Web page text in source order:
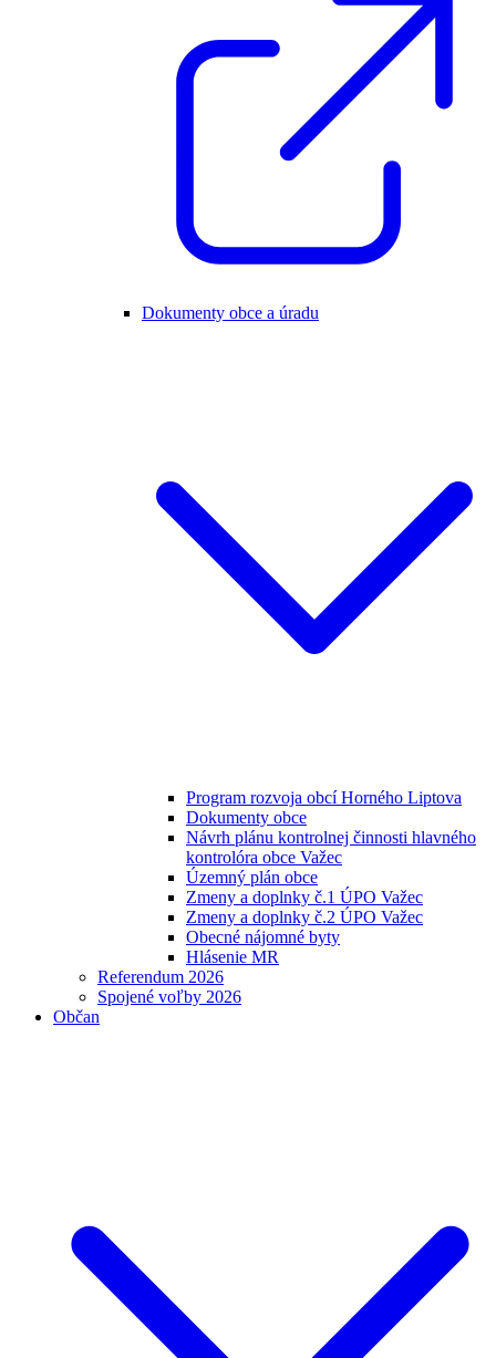
Dokumenty obce a úradu
Program rozvoja obcí Horného Liptova
Dokumenty obce
Návrh plánu kontrolnej činnosti hlavného
kontrolóra obce Važec
Územný plán obce
Zmeny a doplnky č.1 ÚPO Važec
Zmeny a doplnky č.2 ÚPO Važec
Obecné nájomné byty
Hlásenie MR
Referendum 2026
Spojené voľby 2026
Občan